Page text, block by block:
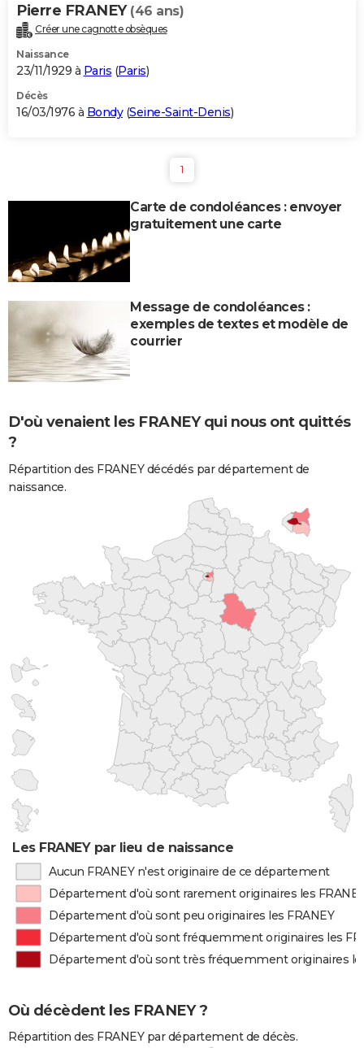
Pierre FRANEY (46 ans)
Créer une cagnotte obsèques
Naissance
23/11/1929 à Paris (Paris)
Décès
16/03/1976 à Bondy(Seine-Saint-Denis)
1
Carte de condoléances : envoyer
gratuitement une carte
Message de condoléances :
exemples de textes et modèle de
courrier
D'où venaient les FRANEY qui nous ont quittés
?
Répartition des FRANEY décédés par département de
naissance.
Les FRANEY par lieu de naissance
Aucun FRANEY n'est originaire de ce département
Département d'où sont rarement originaires les
Département d'où sont peu originaires les FRANEY
Département d'où sont fréquemment originaires les
Département d'où sont très fréquemment originaires
Où décèdent les FRANEY ?
Répartition des FRANEY par département de décès.